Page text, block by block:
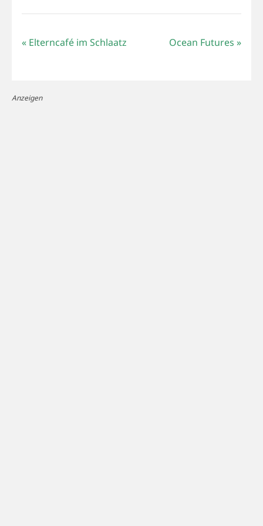
«Elterncafé im Schlaatz Ocean Futures»
Anzeigen